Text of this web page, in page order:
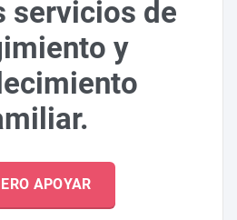
servicios de
y
APOYAR